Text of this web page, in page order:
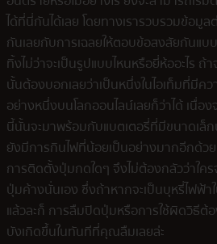
ได้ที่นี่กันได้เลย โดยทางเรารวบรวมข้อมู
กันเลยกับการเฉลยให้ตอบข้อสงสัยกันแบ
ทิ้งไม่ว่าจะเป็นรูปแบบไหนหรือยี่ห้ออะไร ถ้
นั้นต้องบอกเลยว่าเป็นหนึ่งในไอเท็มที่มี
อย่างหนึ่งบนโลกออนไลน์เลยก็ว่าได้ เนื่อ
นี้นั้นจะมาพร้อมกับแบตเตอรี่ที่มีขนาดเล็
ยังมีการกินไฟที่น้อยเป็นอย่างมากอีกด้
การติดตั้งปุ่มกดใดๆ จึงไม่ต้องกลัวว่าใคร
ปุ่มค้างนั่นเอง ซึ่งถ้าหากจะเป็นบุหรี่ไฟฟ้
แล้วละก็ การลืมปิดปุ่มหรือการใช้ผิดวิธีต้
บังเกิดขึ้นในทันทีที่คุณลืมเลยล่ะ